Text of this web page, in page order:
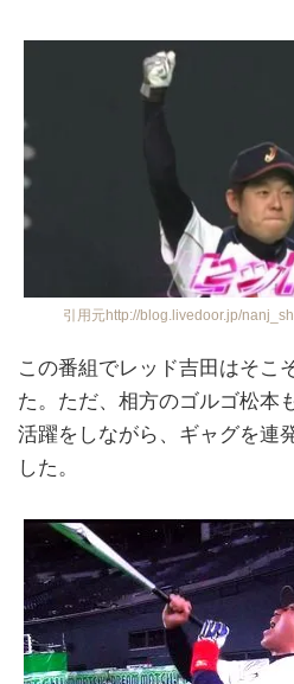
引用元http://blog.livedoor.jp/
この番組でレッド吉田はそこ
た。ただ、相方のゴルゴ松本
活躍をしながら、ギャグを連
した。